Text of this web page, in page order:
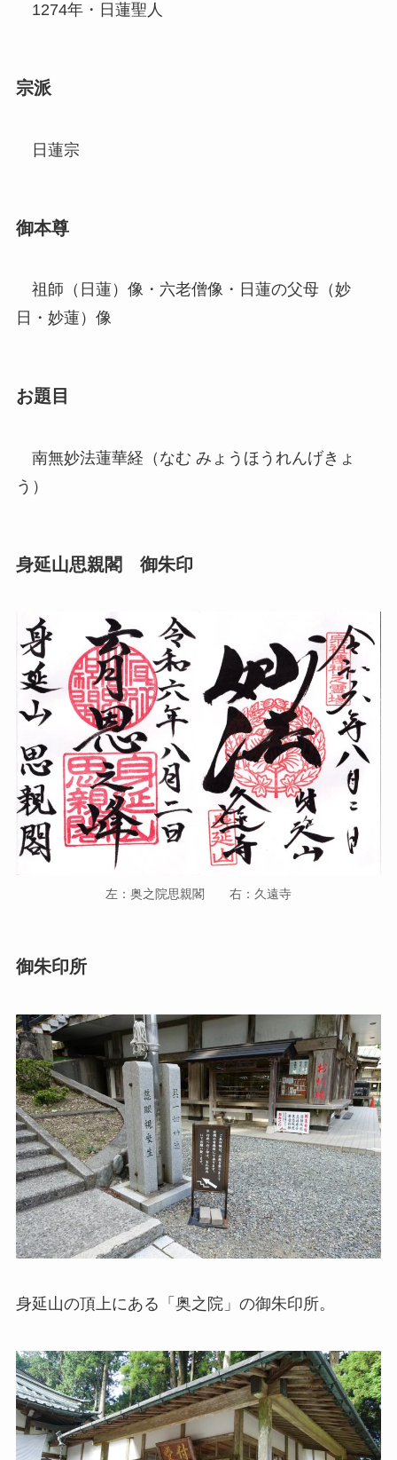
1274年・日蓮聖人
宗派
日蓮宗
御本尊
祖師（日蓮）像・六老僧像・日蓮の父母（妙
日・妙蓮）像
お題目
南無妙法蓮華経（なむ みょうほうれんげきょ
う）
身延山思親閣 御朱印
左：奥之院思親閣 右：久遠寺
御朱印所
身延山の頂上にある「奥之院」の御朱印所。